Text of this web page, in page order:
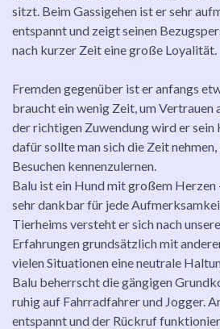
sitzt. Beim Gassigehen ist er sehr
entspannt und zeigt seinen
nach kurzer Zeit eine große Loyalität.
Fremden gegenüber ist er anfangs
braucht ein wenig Zeit, um Vertrauen
der richtigen Zuwendung wird er sein
dafür sollte man sich die Zeit
Besuchen kennenzulernen.
Balu ist ein Hund mit großem Herzen
sehr dankbar für jede
Tierheims versteht er sich nach
Erfahrungen grundsätzlich mit
vielen Situationen eine neutrale
Balu beherrscht die gängigen
ruhig auf Fahrradfahrer und Jogger.
entspannt und der Rückruf